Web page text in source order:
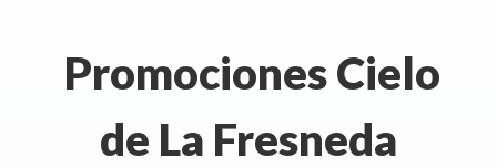
Promociones Cielo
de La Fresneda